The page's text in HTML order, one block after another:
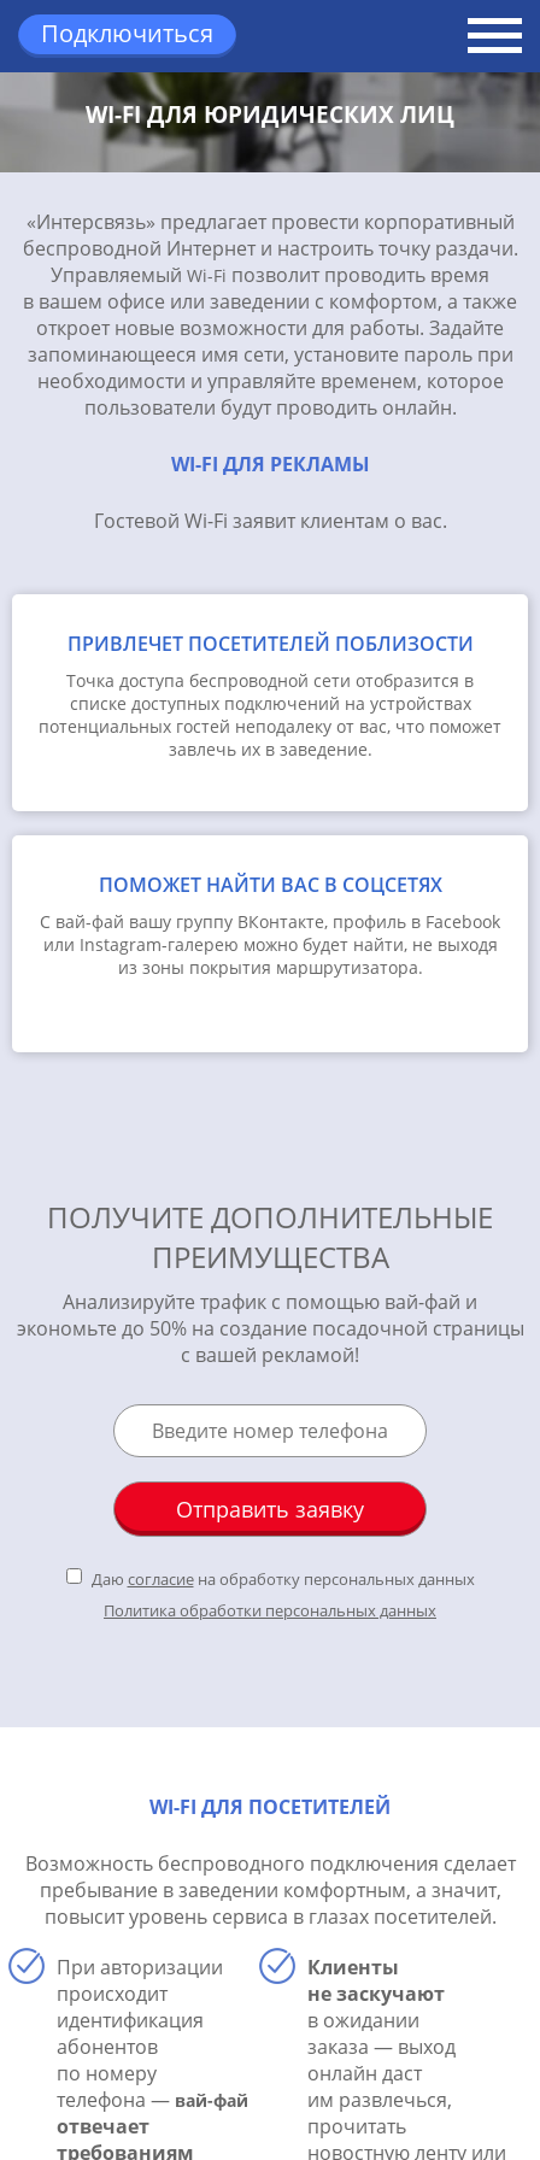
Подключиться
Вернуться назад
WI-FI ДЛЯ ЮРИДИЧЕСКИХ ЛИЦ
«Интерсвязь» предлагает провести корпоративный
беспроводной Интернет и настроить точку раздачи.
Управляемый Wi-Fi позволит проводить время
в вашем офисе или заведении с комфортом, а также
откроет новые возможности для работы. Задайте
запоминающееся имя сети, установите пароль при
необходимости и управляйте временем, которое
пользователи будут проводить онлайн.
WI-FI ДЛЯ РЕКЛАМЫ
Гостевой Wi-Fi заявит клиентам о вас.
ПРИВЛЕЧЕТ ПОСЕТИТЕЛЕЙ ПОБЛИЗОСТИ
Точка доступа беспроводной сети отобразится в
списке доступных подключений на устройствах
потенциальных гостей неподалеку от вас, что поможет
завлечь их в заведение.
ПОМОЖЕТ НАЙТИ ВАС В СОЦСЕТЯХ
С вай-фай вашу группу ВКонтакте, профиль в Facebook
или Instagram-галерею можно будет найти, не выходя
из зоны покрытия маршрутизатора.
ПОЛУЧИТЕ ДОПОЛНИТЕЛЬНЫЕ
ПРЕИМУЩЕСТВА
Анализируйте трафик с помощью вай-фай и
экономьте до 50% на создание посадочной страницы
с вашей рекламой!
Даю согласиена обработку персональных данных
Политика обработки персональных данных
WI-FI ДЛЯ ПОСЕТИТЕЛЕЙ
Возможность беспроводного подключения сделает
пребывание в заведении комфортным, а значит,
повысит уровень сервиса в глазах посетителей.
При авторизации
происходит
идентификация
абонентов
по номеру
телефона — вай-фай
отвечает
требованиям
Клиенты
не заскучают
в ожидании
заказа — выход
онлайн даст
им развлечься,
прочитать
новостную ленту или